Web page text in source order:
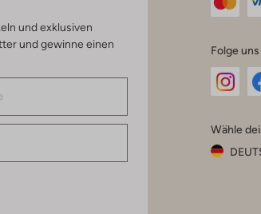
und exklusiven
und gewinne einen
Folge uns
Wähle